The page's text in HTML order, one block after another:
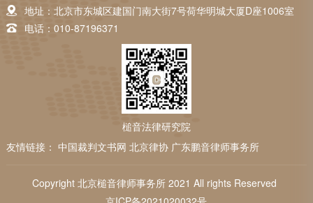
地址：北京市东城区建国门南大街7号荷华明城大厦D座1006室
电话：010-87196371
槌音法律研究院
友情链接： 中国裁判文书网 北京律协 广东鹏音律师事务所
Copyright 北京槌音律师事务所 2021 All rights Reserved